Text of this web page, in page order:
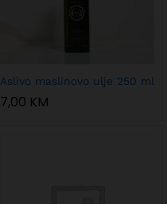
Aslivo maslinovo ulje 250 ml
7,00 KM